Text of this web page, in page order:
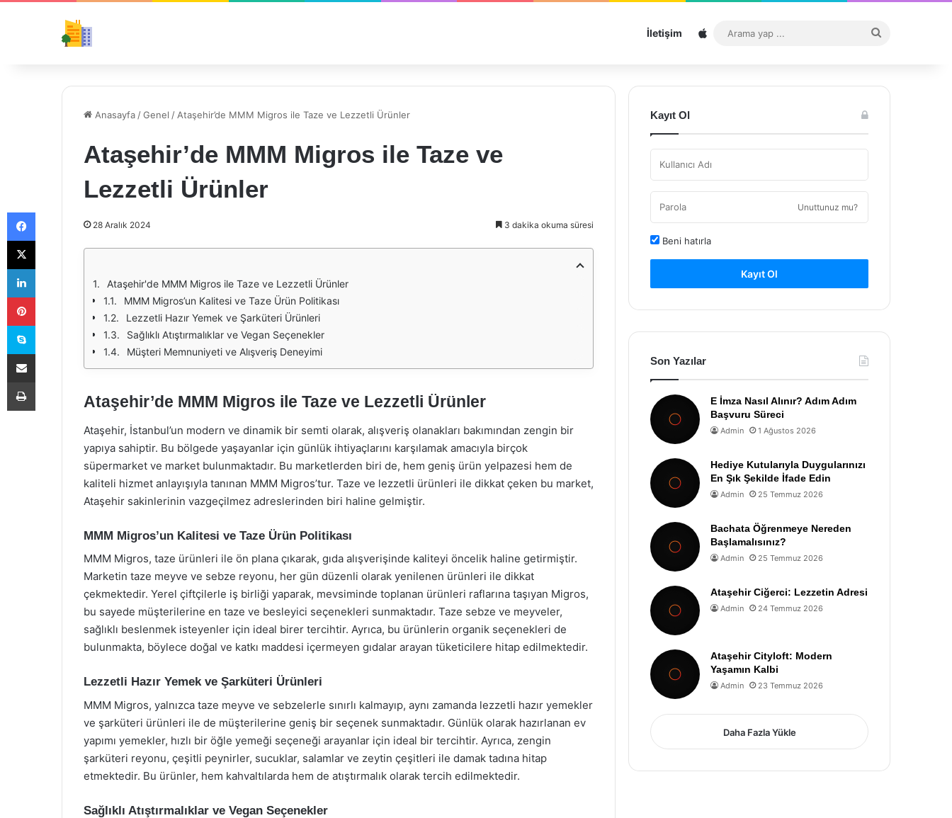
İletişim Sitemap
...
Anasayfa /Genel / Ataşehir’de MMM Migros ile Taze ve Lezzetli Ürünler
Ataşehir’de MMM Migros ile Taze ve
Lezzetli Ürünler
28 Aralık 2024 3 dakika okuma süresi
Ataşehir'de MMM Migros ile Taze ve Lezzetli Ürünler
MMM Migros’un Kalitesi ve Taze Ürün Politikası
Lezzetli Hazır Yemek ve Şarküteri Ürünleri
Sağlıklı Atıştırmalıklar ve Vegan Seçenekler
Müşteri Memnuniyeti ve Alışveriş Deneyimi
Ataşehir’de MMM Migros ile Taze ve Lezzetli Ürünler
Ataşehir, İstanbul’un modern ve dinamik bir semti olarak, alışveriş olanakları bakımından zengin bir
yapıya sahiptir. Bu bölgede yaşayanlar için günlük ihtiyaçlarını karşılamak amacıyla birçok
süpermarket ve market bulunmaktadır. Bu marketlerden biri de, hem geniş ürün yelpazesi hem de
kaliteli hizmet anlayışıyla tanınan MMM Migros’tur. Taze ve lezzetli ürünleri ile dikkat çeken bu market,
Ataşehir sakinlerinin vazgeçilmez adreslerinden biri haline gelmiştir.
MMM Migros’un Kalitesi ve Taze Ürün Politikası
MMM Migros, taze ürünleri ile ön plana çıkarak, gıda alışverişinde kaliteyi öncelik haline getirmiştir.
Marketin taze meyve ve sebze reyonu, her gün düzenli olarak yenilenen ürünleri ile dikkat
çekmektedir. Yerel çiftçilerle iş birliği yaparak, mevsiminde toplanan ürünleri raflarına taşıyan Migros,
bu sayede müşterilerine en taze ve besleyici seçenekleri sunmaktadır. Taze sebze ve meyveler,
sağlıklı beslenmek isteyenler için ideal birer tercihtir. Ayrıca, bu ürünlerin organik seçenekleri de
bulunmakta, böylece doğal ve katkı maddesi içermeyen gıdalar arayan tüketicilere hitap edilmektedir.
Lezzetli Hazır Yemek ve Şarküteri Ürünleri
MMM Migros, yalnızca taze meyve ve sebzelerle sınırlı kalmayıp, aynı zamanda lezzetli hazır yemekler
ve şarküteri ürünleri ile de müşterilerine geniş bir seçenek sunmaktadır. Günlük olarak hazırlanan ev
yapımı yemekler, hızlı bir öğle yemeği seçeneği arayanlar için ideal bir tercihtir. Ayrıca, zengin
şarküteri reyonu, çeşitli peynirler, sucuklar, salamlar ve zeytin çeşitleri ile damak tadına hitap
etmektedir. Bu ürünler, hem kahvaltılarda hem de atıştırmalık olarak tercih edilmektedir.
Sağlıklı Atıştırmalıklar ve Vegan Seçenekler
Kayıt Ol
Unuttunuz mu?
Beni hatırla
Kayıt Ol
Son Yazılar
E İmza Nasıl Alınır? Adım Adım
Başvuru Süreci
Admin 1 Ağustos 2026
Hediye Kutularıyla Duygularınızı
En Şık Şekilde İfade Edin
Admin 25 Temmuz 2026
Bachata Öğrenmeye Nereden
Başlamalısınız?
Admin 25 Temmuz 2026
Ataşehir Ciğerci: Lezzetin Adresi
Admin 24 Temmuz 2026
Ataşehir Cityloft: Modern
Yaşamın Kalbi
Admin 23 Temmuz 2026
Daha Fazla Yükle
Facebook
X
LinkedIn
Pinterest
Skype
E-Posta ile paylaş